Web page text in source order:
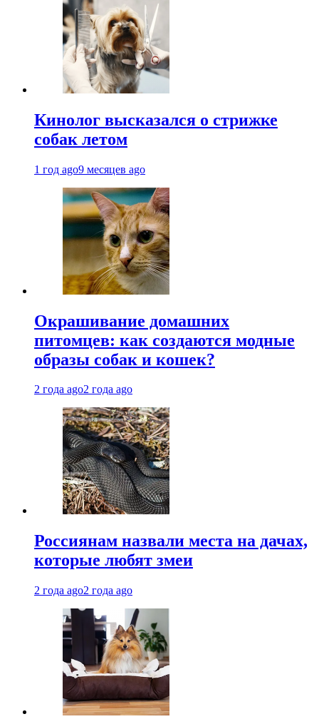
Кинолог высказался о стрижке
собак летом
1 год ago9 месяцев ago
Окрашивание домашних
питомцев: как создаются модные
образы собак и кошек?
2 года ago2 года ago
Россиянам назвали места на дачах,
которые любят змеи
2 года ago2 года ago